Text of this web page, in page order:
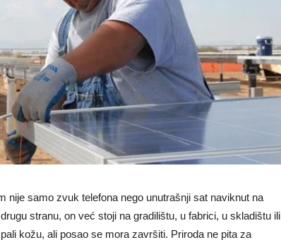
nije samo zvuk telefona nego unutrašnji sat naviknut na
stranu, on već stoji na gradilištu, u fabrici, u skladištu ili
kožu, ali posao se mora završiti. Priroda ne pita za